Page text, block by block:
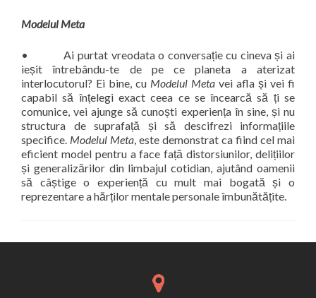
Modelul Meta
• Ai purtat vreodata o conversație cu cineva și ai
ieșit întrebându-te de pe ce planeta a aterizat
interlocutorul? Ei bine, cu Modelul Meta vei afla și vei fi
capabil să înțelegi exact ceea ce se încearcă să ți se
comunice, vei ajunge să cunoști experiența în sine, și nu
structura de suprafață și să descifrezi informațiile
specifice. Modelul Meta, este demonstrat ca fiind cel mai
eficient model pentru a face față distorsiunilor, delițiilor
și generalizărilor din limbajul cotidian, ajutând oamenii
să câștige o experiență cu mult mai bogată și o
reprezentare a hărților mentale personale îmbunătățite.